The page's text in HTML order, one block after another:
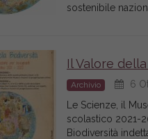
sostenibile
Il Valore
Archivio 6
Le Scienze, il
scolastico 2021-
Biodiversità